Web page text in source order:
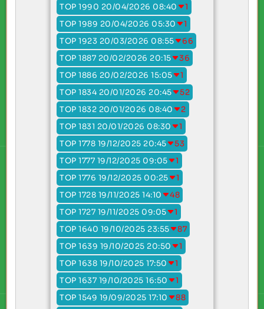
TOP 1990 20/04/2026 08:40
1
TOP 1989 20/04/2026 05:30
1
TOP 1923 20/03/2026 08:55
66
TOP 1887 20/02/2026 20:15
36
TOP 1886 20/02/2026 15:05
1
TOP 1834 20/01/2026 20:45
52
TOP 1832 20/01/2026 08:40
2
TOP 1831 20/01/2026 08:30
1
TOP 1778 19/12/2025 20:45
53
TOP 1777 19/12/2025 09:05
1
TOP 1776 19/12/2025 00:25
1
TOP 1728 19/11/2025 14:10
48
TOP 1727 19/11/2025 09:05
1
TOP 1640 19/10/2025 23:55
87
TOP 1639 19/10/2025 20:50
1
TOP 1638 19/10/2025 17:50
1
TOP 1637 19/10/2025 16:50
1
TOP 1549 19/09/2025 17:10
88